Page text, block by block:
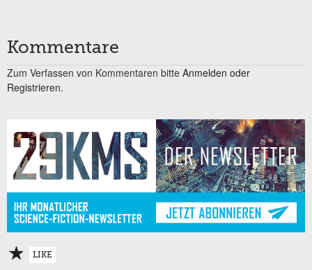
Kommentare
Zum Verfassen von Kommentaren bitte Anmelden oder
Registrieren.
LIKE